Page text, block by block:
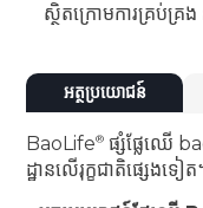
ស្ថិតក្រោមការគ្រប់គ្
អត្ថប្រយោជន៍
BaoLife
ផ្សំផ្លែឈើ
ដ្ឋានលើរុក្ខជាតិផ្សេងទៀត